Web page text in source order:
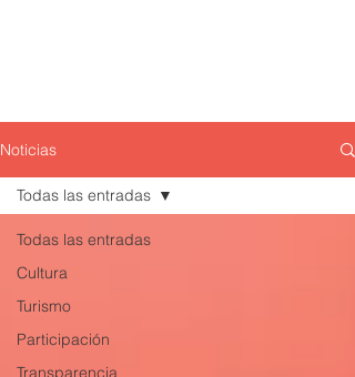
Noticias
Todas las entradas
Cultura
Turismo
Participación
Transparencia
Todas las entradas